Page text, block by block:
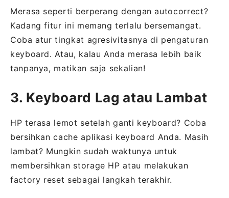
Merasa seperti berperang dengan autocorrect?
Kadang fitur ini memang terlalu bersemangat.
Coba atur tingkat agresivitasnya di pengaturan
keyboard. Atau, kalau Anda merasa lebih baik
tanpanya, matikan saja sekalian!
3. Keyboard Lag atau Lambat
HP terasa lemot setelah ganti keyboard? Coba
bersihkan cache aplikasi keyboard Anda. Masih
lambat? Mungkin sudah waktunya untuk
membersihkan storage HP atau melakukan
factory reset sebagai langkah terakhir.